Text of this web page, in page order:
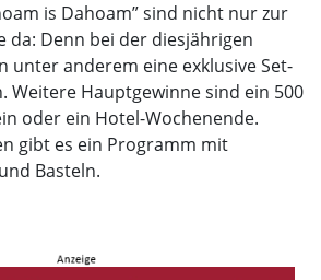
is Dahoam” sind nicht nur zur
Denn bei der diesjährigen
unter anderem eine exklusive Set-
Weitere Hauptgewinne sind ein 500
oder ein Hotel-Wochenende.
gibt es ein Programm mit
Basteln.